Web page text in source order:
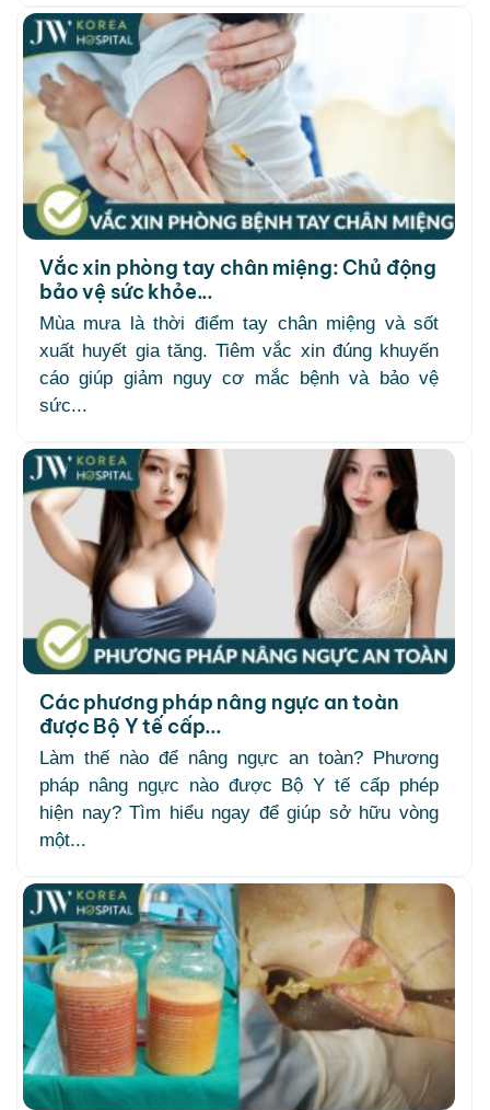
Vắc xin phòng tay chân miệng: Chủ động
bảo vệ sức khỏe...
Mùa mưa là thời điểm tay chân miệng và sốt
xuất huyết gia tăng. Tiêm vắc xin đúng khuyến
cáo giúp giảm nguy cơ mắc bệnh và bảo vệ
sức...
Các phương pháp nâng ngực an toàn
được Bộ Y tế cấp...
Làm thế nào để nâng ngực an toàn? Phương
pháp nâng ngực nào được Bộ Y tế cấp phép
hiện nay? Tìm hiểu ngay để giúp sở hữu vòng
một...